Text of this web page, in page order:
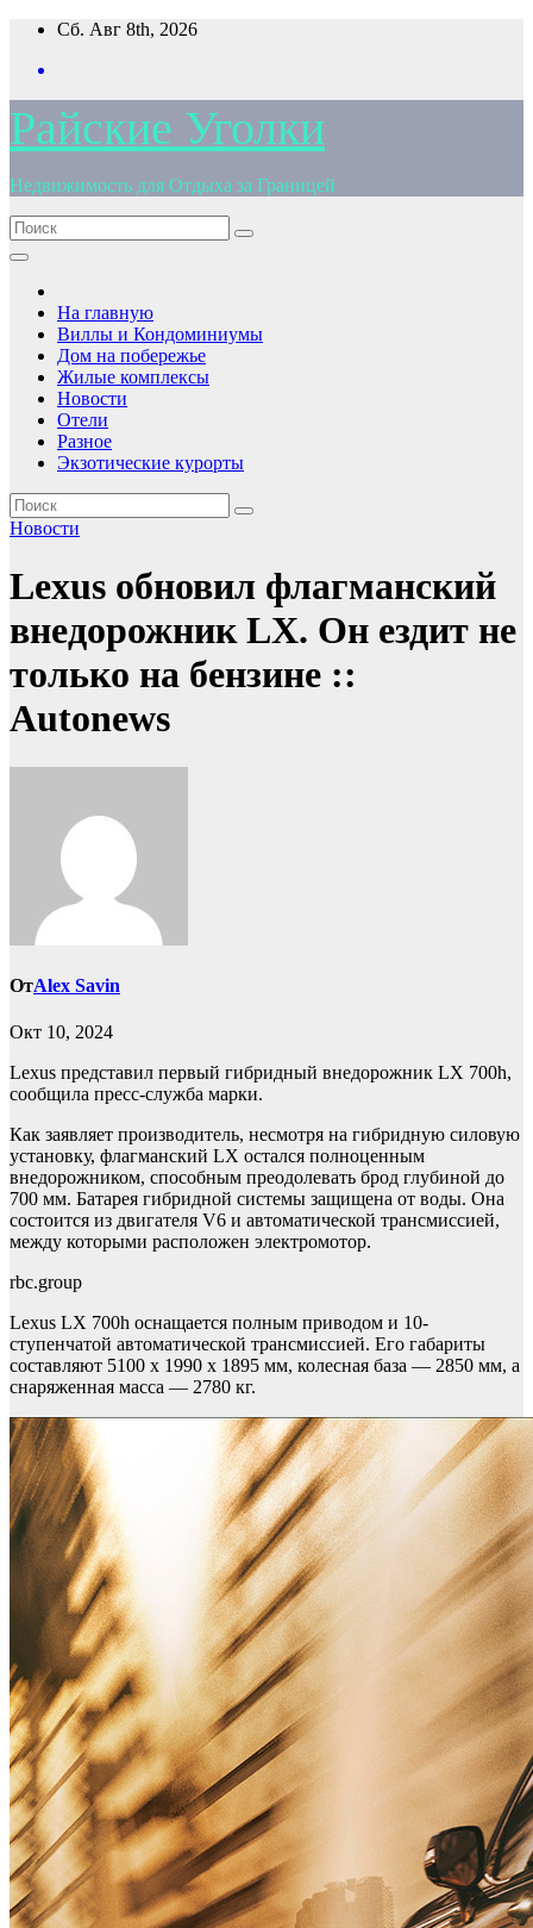
Перейти
содержимому
Сб. Авг 8th, 2026
Райские Уголки
Недвижимость для Отдыха за Границей
На главную
Виллы и Кондоминиумы
Дом на побережье
Жилые комплексы
Новости
Отели
Разное
Экзотические курорты
Новости
Lexus обновил флагманский
внедорожник LX. Он ездит не
только на бензине ::
Autonews
ОтAlex Savin
Окт 10, 2024
Lexus представил первый гибридный внедорожник LX 700h,
сообщила пресс-служба марки.
Как заявляет производитель, несмотря на гибридную силовую
установку, флагманский LX остался полноценным
внедорожником, способным преодолевать брод глубиной до
700 мм. Батарея гибридной системы защищена от воды. Она
состоится из двигателя V6 и автоматической трансмиссией,
между которыми расположен электромотор.
rbc.group
Lexus LX 700h оснащается полным приводом и 10-
ступенчатой автоматической трансмиссией. Его габариты
составляют 5100 х 1990 х 1895 мм, колесная база — 2850 мм, а
снаряженная масса — 2780 кг.